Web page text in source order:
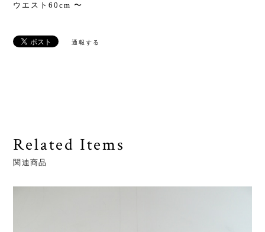
ウエスト60cm 〜
通報する
Related Items
関連商品